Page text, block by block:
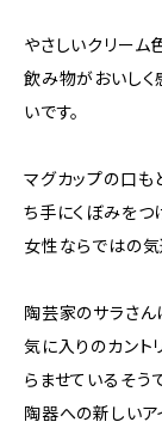
やさしいクリーム
飲み物がおいしく
いです。
マグカップの口も
ち手にくぼみをつ
女性ならではの
陶芸家のサラさん
気に入りのカント
らませているそう
陶器への新しいア